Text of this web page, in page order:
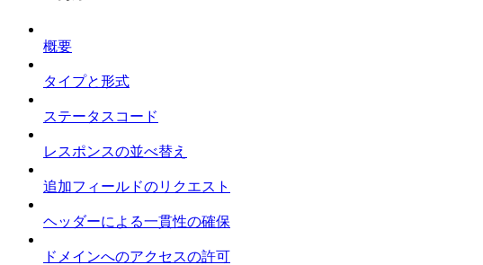
概要
タイプと形式
ステータスコード
レスポンスの並べ替え
追加フィールドのリクエスト
ヘッダーによる一貫性の確保
ドメインへのアクセスの許可